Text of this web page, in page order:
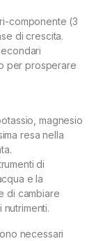
componente (3
di crescita.
per prosperare
magnesio
resa nella
di
e la
di cambiare
necessari